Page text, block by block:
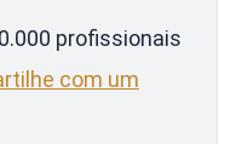
profissionais
com um